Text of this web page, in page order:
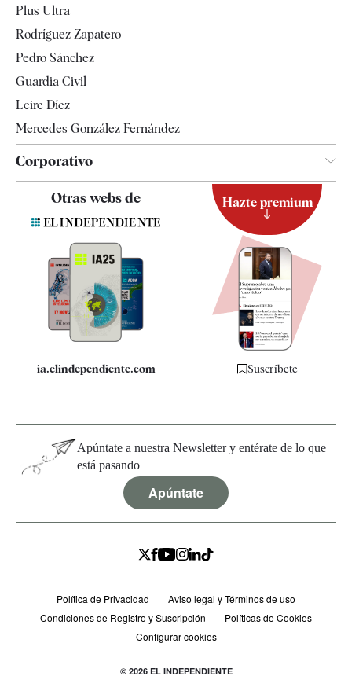
Televisión
Plus Ultra
Rodríguez Zapatero
Pedro Sánchez
Guardia Civil
Leire Díez
Mercedes González Fernández
Corporativo
Quiénes somos
Especificaciones
Otras webs de
ia.elindependiente.com
Hazte premium
Suscríbete
Apúntate a nuestra Newsletter y entérate de lo que
está pasando
Apúntate
Política de Privacidad
Aviso legal y Términos de uso
Condiciones de Registro y Suscripción
Políticas de Cookies
Configurar cookies
© 2026 EL INDEPENDIENTE